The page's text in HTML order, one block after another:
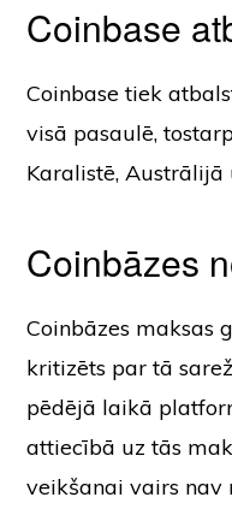
Coinbase
Coinbase tiek
visā pasaulē,
Karalistē,
Coinbāzes
Coinbāzes maksas
kritizēts par tā
pēdējā laikā
attiecībā uz tās
veikšanai vairs nav